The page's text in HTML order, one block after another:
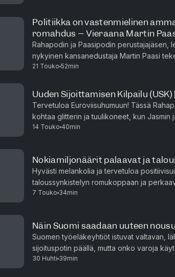
Politiikka on vastenmielinen
romahdus – Vieraana Martin
Rahapodin ja Paasipodin perustajajäsen,
nykyinen kansanedustaja Martin Paasi
jaksossa Martin ei säästele sanojaan
21 Touko 52min
Uuden Sijoittamisen Kilpailu
Tervetuloa Euroviisuhumuun! Tässä
kohtaa glitterin ja tuulikoneet, kun Jasmin
ensimmäisen Uuden Sijoittamisen Kilpailun
14 Touko 40min
Nokiamiljonäärit palaavat ja
Hyvästi melankolia ja tervetuloa
taloussynkistelyn romukoppaan ja
valonpilkkuja.Nokia on tehnyt hurjan
7 Touko 34min
Näin Suomi saadaan uuteen
Suomen työeläkeyhtiöt istuvat valtavan,
sijoituspotin päällä, mutta onko varoja
tukemiseen? Tässä jaksossa Jasmin ja
30 Huhti 39min